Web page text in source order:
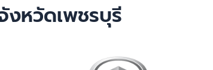
งหวัดเพชรบุรี